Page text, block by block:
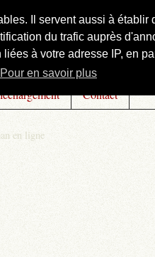
Il servent aussi à
du trafic auprès
à votre adresse IP, en
Pour en savoir plus
Contact
en ligne